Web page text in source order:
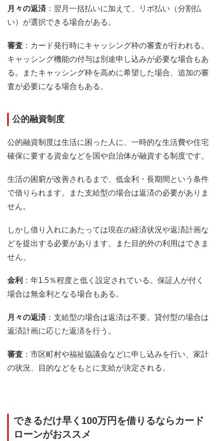
月々の返済 ：翌月一括払いに加えて、リボ払い（分割払
い）が選択できる場合がある。
審査 ：カード発行時にキャッシング枠の審査が行われる。
キャッシング機能の付与は別途申し込みが必要な場合もあ
る。またキャッシング枠を高めに希望した場合、追加の審
査が必要になる場合もある。
公的融資制度
公的融資制度は生活に困った人に、一時的な生活費や住宅
確保に要する資金などを国や自治体が融資する制度です。
生活の困窮が改善されるまで、低金利・長期間という条件
で借りられます。また支給型の場合は返済の必要がありま
せん。
しかし借り入れにあたっては現在の経済状況や返済計画な
どを提出する必要があります。また目的外の利用はできま
せん。
金利 ：年1.5％程度と低く設定されている。保証人が付く
場合は無金利となる場合もある。
月々の返済 ：支給型の場合は返済は不要。貸付型の場合は
返済計画に応じた返済を行う。
審査 ：市区町村や福祉協議会などに申し込みを行い、家計
の状況、目的などをもとに支給が決定される。
できるだけ早く100万円を借りるならカード
ローンがおススメ